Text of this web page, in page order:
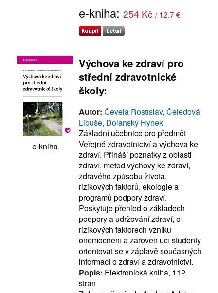
e-kniha: 254 Kč / 12.7 €
e-kniha
Výchova ke zdraví pro
střední zdravotnické
školy:
Autor: Čevela Rostislav, Čeledová
Libuše, Dolanský Hynek
Základní učebnice pro předmět
Veřejné zdravotnictví a výchova ke
zdraví. Přináší poznatky z oblasti
zdraví, metod výchovy ke zdraví,
zdravého způsobu života,
rizikových faktorů, ekologie a
programů podpory zdraví.
Poskytuje přehled o základech
podpory a udržování zdraví, o
rizikových faktorech vzniku
onemocnění a zároveň učí studenty
orientovat se v záplavě současných
informací o zdraví a zdravotnictví.
Popis: Elektronická kniha, 112
stran